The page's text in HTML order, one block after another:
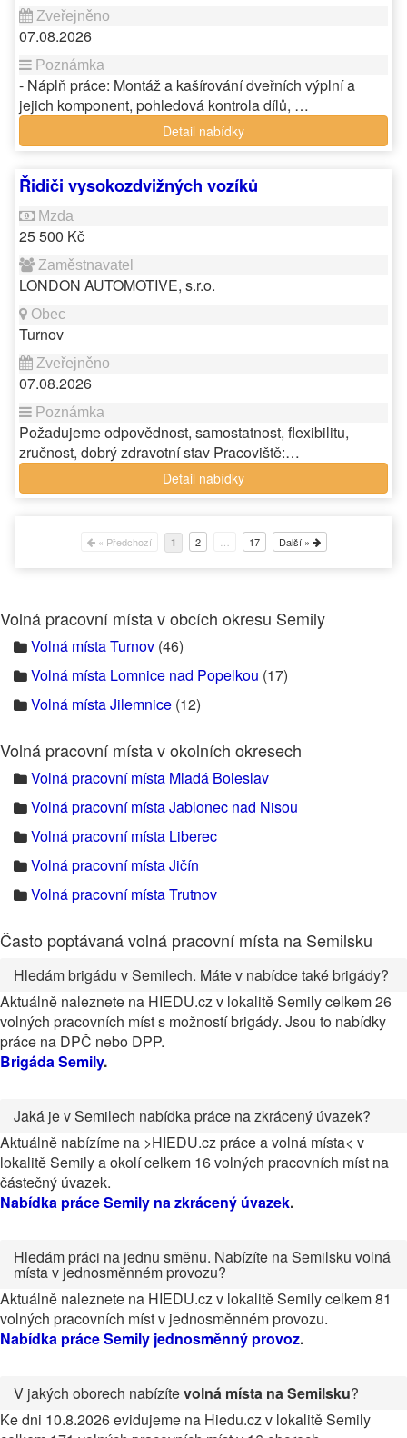
07.08.2026
- Náplň práce: Montáž a kašírování dveřních výplní a
jejich komponent, pohledová kontrola dílů, …
Detail nabídky
Řidiči vysokozdvižných vozíků
25 500 Kč
LONDON AUTOMOTIVE, s.r.o.
Turnov
07.08.2026
Požadujeme odpovědnost, samostatnost, flexibilitu,
zručnost, dobrý zdravotní stav Pracoviště:…
Detail nabídky
« Předchozí 1 2 17 Další »
Volná pracovní místa v obcích okresu Semily
Volná místa Turnov (46)
Volná místa Lomnice nad Popelkou (17)
Volná místa Jilemnice (12)
Volná pracovní místa v okolních okresech
Volná pracovní místa Mladá Boleslav
Volná pracovní místa Jablonec nad Nisou
Volná pracovní místa Liberec
Volná pracovní místa Jičín
Volná pracovní místa Trutnov
Často poptávaná volná pracovní místa na Semilsku
Hledám brigádu v Semilech. Máte v nabídce také brigády?
Aktuálně naleznete na HIEDU.cz v lokalitě Semily celkem 26
volných pracovních míst s možností brigády. Jsou to nabídky
práce na DPČ nebo DPP.
Brigáda Semily.
Jaká je v Semilech nabídka práce na zkrácený úvazek?
Aktuálně nabízíme na >HIEDU.cz práce a volná místa< v
lokalitě Semily a okolí celkem 16 volných pracovních míst na
částečný úvazek.
Nabídka práce Semily na zkrácený úvazek.
Hledám práci na jednu směnu. Nabízíte na Semilsku volná
místa v jednosměnném provozu?
Aktuálně naleznete na HIEDU.cz v lokalitě Semily celkem 81
volných pracovních míst v jednosměnném provozu.
Nabídka práce Semily jednosměnný provoz.
V jakých oborech nabízítevolná místa na Semilsku?
Ke dni 10.8.2026 evidujeme na Hiedu.cz v lokalitě Semily